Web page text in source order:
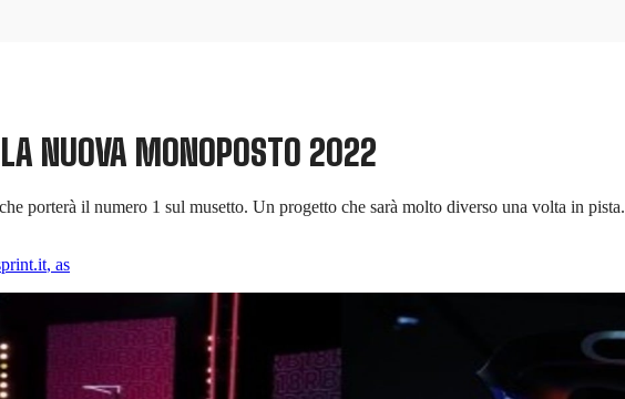
NUOVA MONOPOSTO 2022
porterà il numero 1 sul musetto. Un progetto che sarà molto diverso una volta in pista.
, as